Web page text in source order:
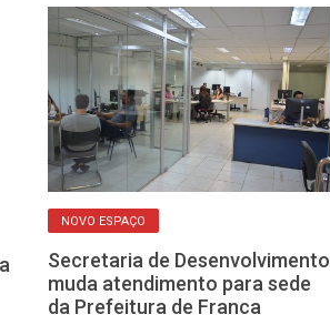
NOVO ESPAÇO
Secretaria de Desenvolvimento
muda atendimento para sede
da Prefeitura de Franca